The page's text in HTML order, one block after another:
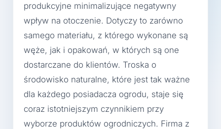
produkcyjne minimalizujące negatywny
wpływ na otoczenie. Dotyczy to zarówno
samego materiału, z którego wykonane są
węże, jak i opakowań, w których są one
dostarczane do klientów. Troska o
środowisko naturalne, które jest tak ważne
dla każdego posiadacza ogrodu, staje się
coraz istotniejszym czynnikiem przy
wyborze produktów ogrodniczych. Firma z